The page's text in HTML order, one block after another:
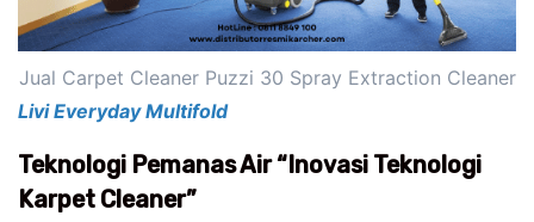
Jual Carpet Cleaner Puzzi 30 Spray Extraction Cleaner
Livi Everyday Multifold
Teknologi Pemanas Air “Inovasi Teknologi
Karpet Cleaner”